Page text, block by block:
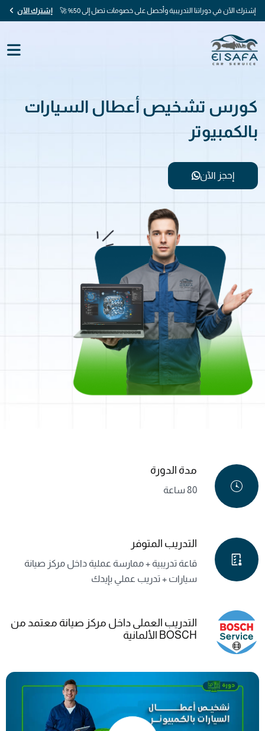
إشترك الآن في دوراتنا التدريبية وأحصل على خصومات تصل إلى 50% 🚀 إشترك الآن
كورس تشخيص أعطال السيارات
بالكمبيوتر
إحجز الآن
مدة الدورة
80 ساعة
التدريب المتوفر
قاعة تدريبية + ممارسة عملية داخل مركز صيانة
سيارات + تدريب عملي بإيدك
التدريب العملى داخل مركز صيانة معتمد من
BOSCH الألمانية